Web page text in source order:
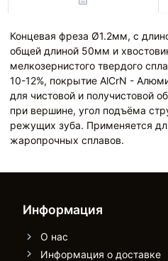
Концевая фреза Ø1.2мм, с
общей длиной 50мм и
мелкозернистого твердого
10-12%, покрытие AlCrN -
для чистовой и получистовой
при вершине, угол подъёма
режущих зуба. Применяется
жаропрочных сплавов.
Информация
О нас
Информация о доставке